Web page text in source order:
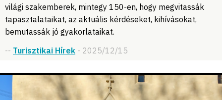
világi szakemberek, mintegy 150-en, hogy megvitassák
tapasztalataikat, az aktuális kérdéseket, kihívásokat,
bemutassák jó gyakorlataikat.
-- Turisztikai Hírek - 2025/12/15